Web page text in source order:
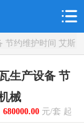
节约维护时间 艾斯
生产设备 节
械
680000.00元/套 起